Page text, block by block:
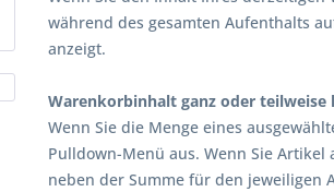
während des gesamten Aufenthalts
anzeigt.
Warenkorbinhalt ganz oder teilweise
Wenn Sie die Menge eines
Pulldown-Menü aus. Wenn Sie
neben der Summe für den jeweiligen